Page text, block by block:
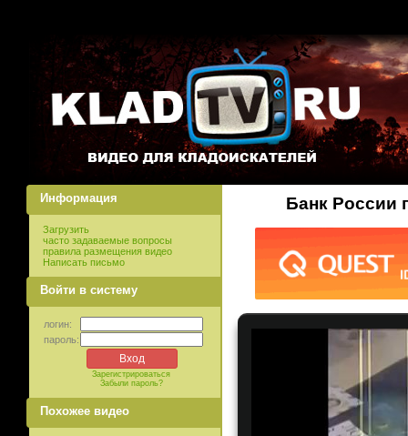
Информация
Загрузить
часто задаваемые вопросы
правила размещения видео
Написать письмо
Войти в систему
логин:
пароль:
Зарегистрироваться
Забыли пароль?
Похожее видео
Банк России